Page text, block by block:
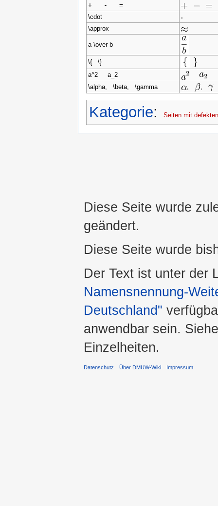
+ - =
\cdot
\approx
a \over b
\{ \}
a^2 a_2
\alpha, \beta, \gamma
, ,
Kategorie: Seiten mit
Diese Seite wurde
geändert.
Diese Seite wurde
Der Text ist unter der
Namensnennung-
Deutschland"
anwendbar sein.
Einzelheiten.
Datenschutz Über DMUW-Wiki Impressum